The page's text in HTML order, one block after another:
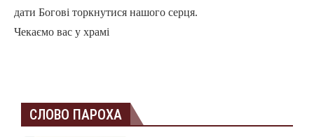
дати Богові торкнутися нашого серця.
Чекаємо вас у храмі
СЛОВО ПАРОХА